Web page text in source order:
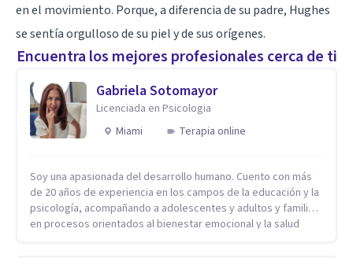
en el movimiento. Porque, a diferencia de su padre, Hughes
se sentía orgulloso de su piel y de sus orígenes.
Encuentra los mejores profesionales cerca de ti
Gabriela Sotomayor
Licenciada en Psicologia
Miami
Terapia online
Soy una apasionada del desarrollo humano. Cuento con más
de 20 años de experiencia en los campos de la educación y la
psicología, acompañando a adolescentes y adultos y familias
en procesos orientados al bienestar emocional y la salud